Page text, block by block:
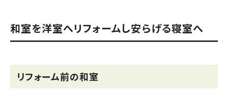
和室を洋室へリフォームし安らげる寝室へ
リフォーム前の和室